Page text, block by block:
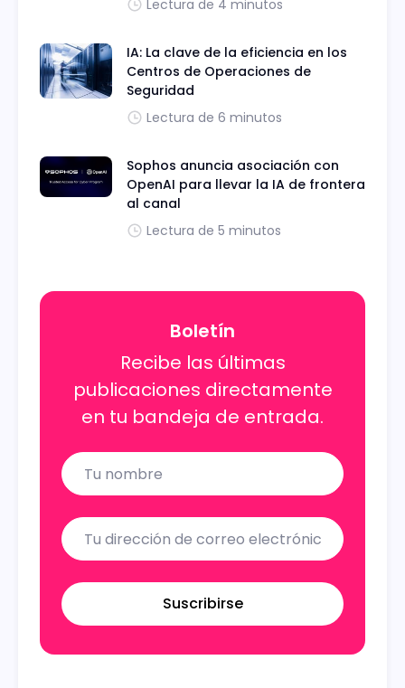
Lectura de 4 minutos
IA: La clave de la eficiencia en los
Centros de Operaciones de
Seguridad
Lectura de 6 minutos
Sophos anuncia asociación con
OpenAI para llevar la IA de frontera
al canal
Lectura de 5 minutos
Boletín
Recibe las últimas
publicaciones directamente
en tu bandeja de entrada.
Name
Email
Suscribirse